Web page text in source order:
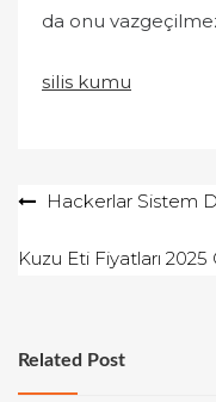
da onu
silis kumu
YazıHackerlar Sistem
Kuzu Eti Fiyatları
Related Post